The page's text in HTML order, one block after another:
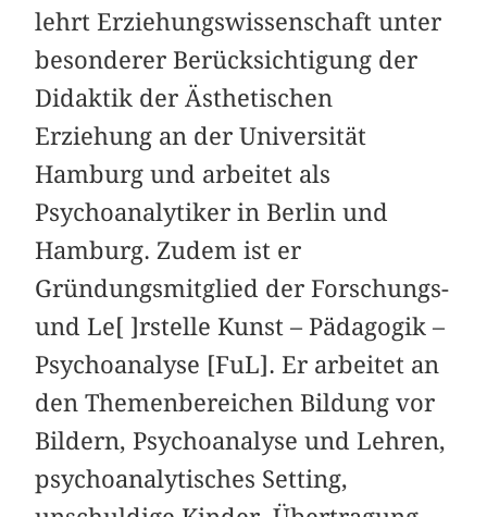
lehrt Erziehungswissenschaft unter
besonderer Berücksichtigung der
Didaktik der Ästhetischen
Erziehung an der Universität
Hamburg und arbeitet als
Psychoanalytiker in Berlin und
Hamburg. Zudem ist er
Gründungsmitglied der Forschungs-
und Le[ ]rstelle Kunst – Pädagogik –
Psychoanalyse [FuL]. Er arbeitet an
den Themenbereichen Bildung vor
Bildern, Psychoanalyse und Lehren,
psychoanalytisches Setting,